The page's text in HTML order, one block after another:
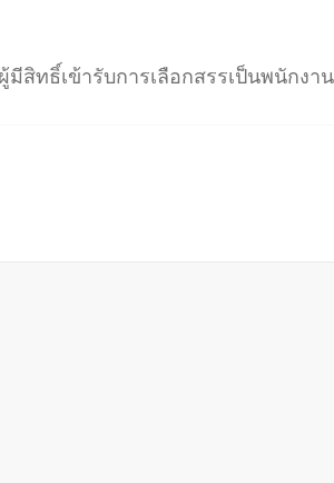
สิทธิ์เข้ารับการเลือกสรรเป็นพนักงา